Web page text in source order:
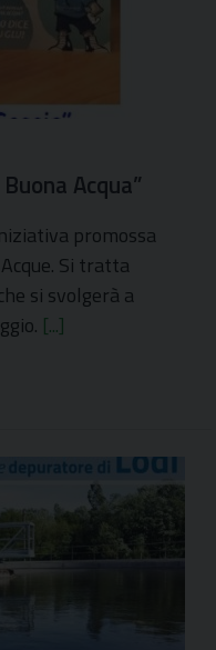
Acqua”
promossa
Si tratta
si svolgerà a
[...]